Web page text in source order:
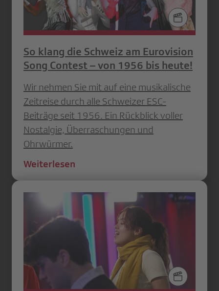
So klang die Schweiz am Eurovision
Song Contest – von 1956 bis heute!
Wir nehmen Sie mit auf eine musikalische
Zeitreise durch alle Schweizer ESC-
Beiträge seit 1956. Ein Rückblick voller
Nostalgie, Überraschungen und
Ohrwürmer.
Weiterlesen